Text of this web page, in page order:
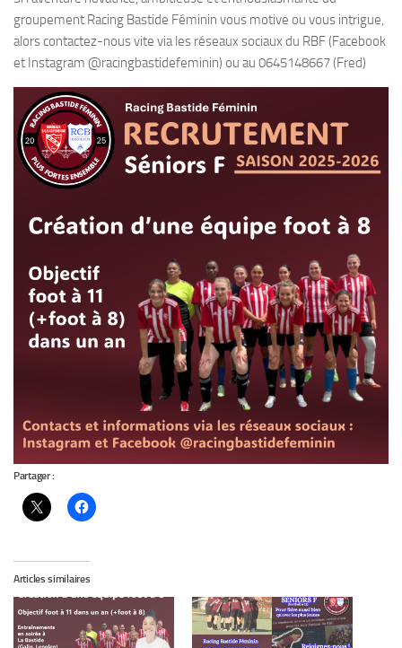
groupement Racing Bastide Féminin vous motive ou vous intrigue,
alors contactez-nous vite via les réseaux sociaux du RBF (Facebook
et Instagram @racingbastidefeminin) ou au 0645148667 (Fred)
Partager :
Articles similaires